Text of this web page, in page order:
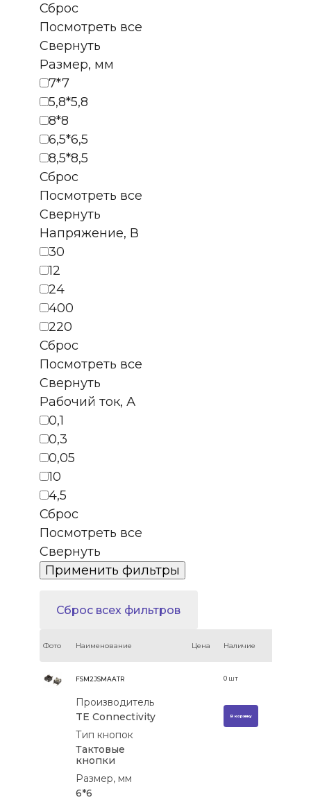
Фото Наименование Цена Наличие
FSM2JSMAATR
Производитель
TE Connectivity
Тип кнопок
Тактовые
кнопки
Размер, мм
6*6
0шт
В корзину
Сброс
Посмотреть все
Свернуть
Размер, мм
7*7
5,8*5,8
8*8
6,5*6,5
8,5*8,5
Сброс
Посмотреть все
Свернуть
Напряжение, В
30
12
24
400
220
Сброс
Посмотреть все
Свернуть
Рабочий ток, А
0,1
0,3
0,05
10
4,5
Сброс
Посмотреть все
Свернуть
Сброс всех фильтров